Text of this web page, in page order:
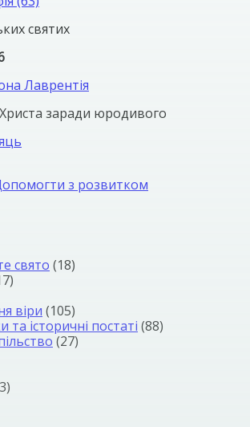
святих
Лаврентія
заради юродивого
з розвитком
свято (18)
віри (105)
історичні постаті (88)
(27)